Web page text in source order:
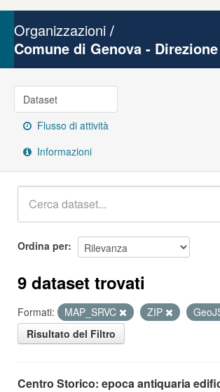
Gruppi
Organizzazioni
Comune di Genova -
Dataset
Flusso di attività
Informazioni
Ordina per
9 dataset trovati
Formati: MAP_SRVC ZIP
Risultato del Filtro
Centro Storico: epoca antiquaria